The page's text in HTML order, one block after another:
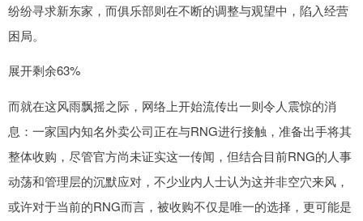
纷纷寻求新东家，而俱乐部则在不断的调整与观望中，陷入经营
困局。
展开剩余63%
而就在这风雨飘摇之际，网络上开始流传出一则令人震惊的消
息：一家国内知名外卖公司正在与RNG进行接触，准备出手将其
整体收购，尽管官方尚未证实这一传闻，但结合目前RNG的人事
动荡和管理层的沉默应对，不少业内人士认为这并非空穴来风，
或许对于当前的RNG而言，被收购不仅是唯一的选择，更可能是